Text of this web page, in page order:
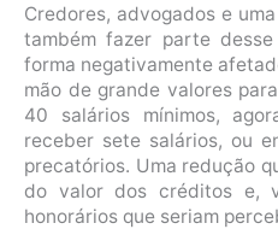
Credores, advogados e
também fazer parte
forma negativamente
mão de grande valores
40 salários mínimos,
receber sete salários, ou
precatórios. Uma redução
do valor dos créditos e,
honorários que seriam